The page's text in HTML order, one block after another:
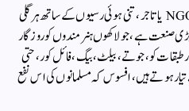
. چمڑے کی صنعت:کھال جمع کرنے والے NGO یا تاجر، تنی ہوئی رسیوں کے ساتھ ہر گلی
صنعت ہے، جو لاکھوں ہنر مندوں کو روزگار
طبقات کو، جوتے، بیلٹ، بیگ، فائل کور، حتی
ہوتے ہیں، افسوس کہ مسلمانوں کی اس نفع